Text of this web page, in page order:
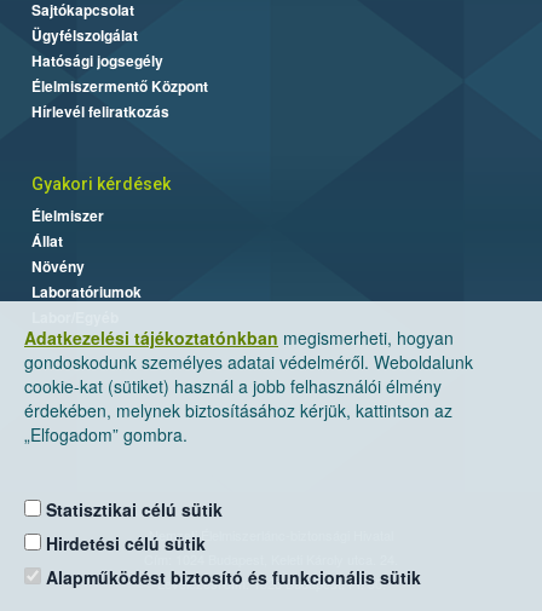
Adatkezelési tájékoztatónkban megismerheti, hogyan
gondoskodunk személyes adatai védelméről. Weboldalunk
cookie-kat (sütiket) használ a jobb felhasználói élmény
érdekében, melynek biztosításához kérjük, kattintson az
„Elfogadom” gombra.
Statisztikai célú sütik
Hirdetési célú sütik
Alapműködést biztosító és funkcionális sütik
Sajtókapcsolat
Ügyfélszolgálat
Hatósági jogsegély
Élelmiszermentő Központ
Hírlevél feliratkozás
Gyakori kérdések
Élelmiszer
Állat
Növény
Laboratóriumok
Nemzeti Élelmiszerlánc-biztonsági Hivatal
Levelezési cím: 1525 Budapest. Pf. 30.